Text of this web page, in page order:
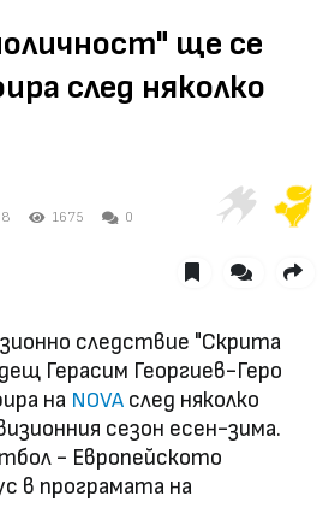
ще се
след няколко
1675 0
следствие "Скрита
Герасим Георгиев-Геро
на NOVA след няколко
сезон есен-зима.
- Европейското
в програмата на